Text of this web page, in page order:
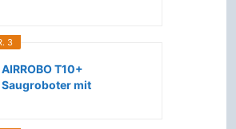
3
AIRROBO T10+
Saugroboter mit